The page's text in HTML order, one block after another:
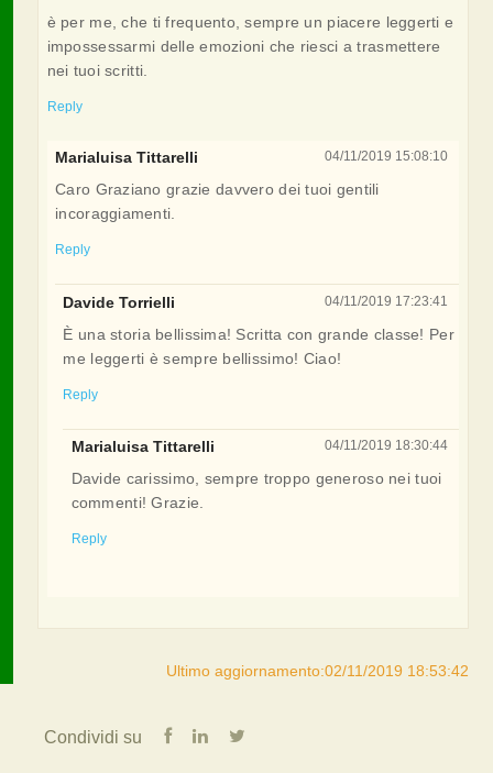
è per me, che ti frequento, sempre un piacere leggerti e
impossessarmi delle emozioni che riesci a trasmettere
nei tuoi scritti.
Reply
04/11/2019 15:08:10
Marialuisa Tittarelli
Caro Graziano grazie davvero dei tuoi gentili
incoraggiamenti.
Reply
04/11/2019 17:23:41
Davide Torrielli
È una storia bellissima! Scritta con grande classe! Per
me leggerti è sempre bellissimo! Ciao!
Reply
04/11/2019 18:30:44
Marialuisa Tittarelli
Davide carissimo, sempre troppo generoso nei tuoi
commenti! Grazie.
Reply
Ultimo aggiornamento:02/11/2019 18:53:42
Condividi su